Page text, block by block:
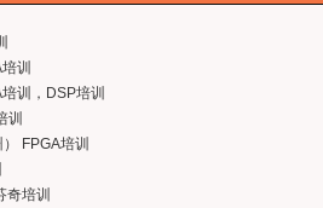
路清晰，口齿清楚，由浅入深，重点突出，培
作下去。
工
校FPGA培训空白，不错。总之，有利于学生
训，符合我们项目的开发要求，解决了很多困
人李先生
找不到。在曙海居然有MTK驱动的培训，老
训
训，DSP培训
训
FPGA培训
奇培训